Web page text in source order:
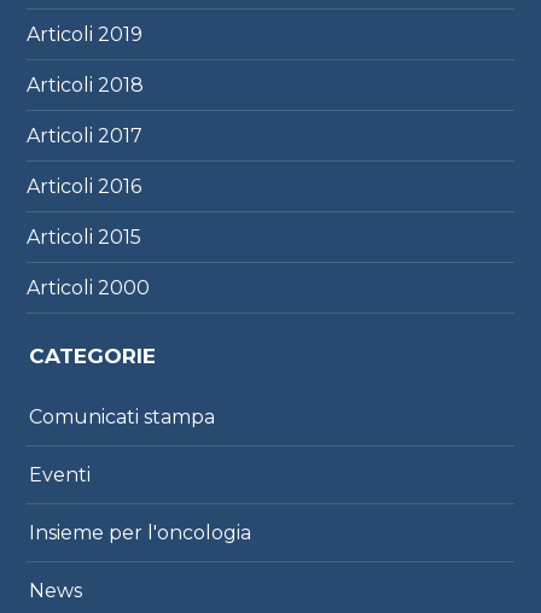
Articoli2019
Articoli2018
Articoli2017
Articoli2016
Articoli2015
Articoli2000
CATEGORIE
Comunicati stampa
Eventi
Insieme per l'oncologia
News